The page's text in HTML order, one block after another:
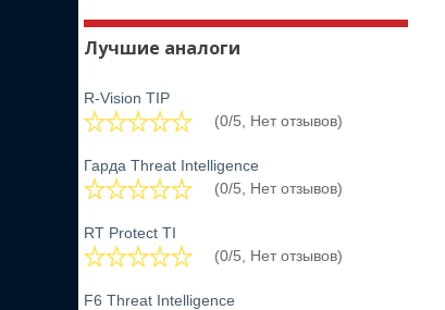
Лучшие аналоги
R-Vision TIP
(0/5, Нет отзывов)
Гарда Threat Intelligence
(0/5, Нет отзывов)
RT Protect TI
(0/5, Нет отзывов)
F6 Threat Intelligence